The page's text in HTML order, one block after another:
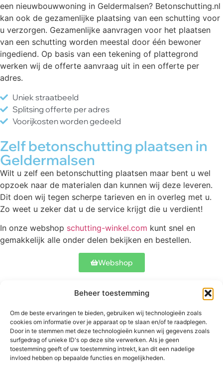
Beheer toestemming
Om de beste ervaringen te bieden, gebruiken wij technologieën zoals
cookies om informatie over je apparaat op te slaan en/of te raadplegen.
Door in te stemmen met deze technologieën kunnen wij gegevens zoals
surfgedrag of unieke ID's op deze site verwerken. Als je geen
toestemming geeft of uw toestemming intrekt, kan dit een nadelige
invloed hebben op bepaalde functies en mogelijkheden.
een nieuwbouwwoning in Geldermalsen? Betonschutting.nl
kan ook de gezamenlijke plaatsing van een schutting voor
u verzorgen. Gezamenlijke aanvragen voor het plaatsen
van een schutting worden meestal door één bewoner
ingediend. Op basis van een tekening of plattegrond
werken wij de offerte aanvraag uit in een offerte per
adres.
Uniek straatbeeld
Splitsing offerte per adres
Voorijkosten worden gedeeld
Zelf betonschutting plaatsen in
Geldermalsen
Wilt u zelf een betonschutting plaatsen maar bent u wel
opzoek naar de materialen dan kunnen wij deze leveren.
Dit doen wij tegen scherpe tarieven en in overleg met u.
Zo weet u zeker dat u de service krijgt die u verdient!
In onze webshop schutting-winkel.com kunt snel en
gemakkelijk alle onder delen bekijken en bestellen.
Webshop
Abtstraat 17
5504 CH
Veldhoven
+31 06
53827900
Betonschutting
Standaard
schutting
Luxe schutting
Hekwerken
Veelgestelde
vragen
Bekijk ons werk